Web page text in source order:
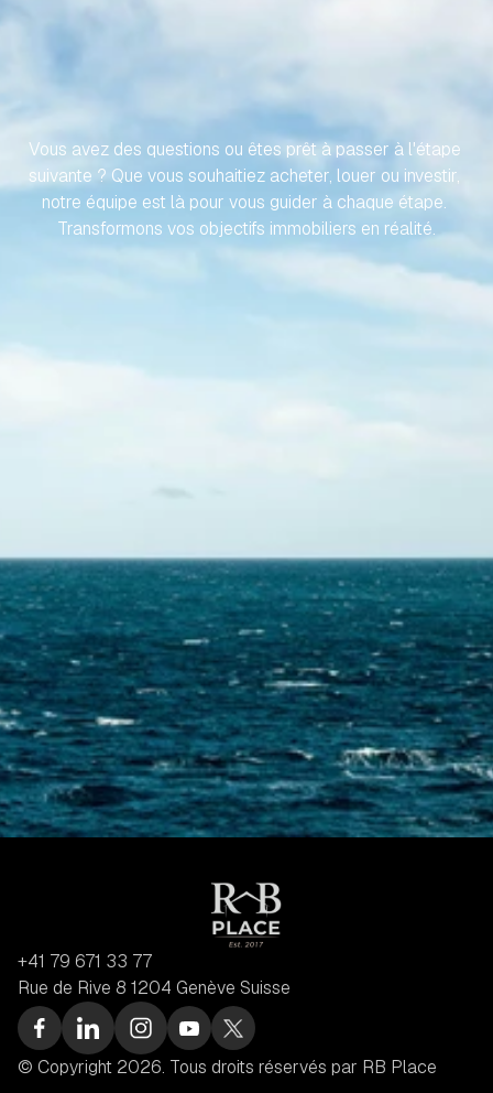
EFFORT
Vous avez des questions ou êtes prêt à passer à l'étape
suivante ? Que vous souhaitiez acheter, louer ou investir,
notre équipe est là pour vous guider à chaque étape.
Transformons vos objectifs immobiliers en réalité.
+41 79 671 33 77
Rue de Rive 8 1204 Genève Suisse
© Copyright 2026. Tous droits réservés par RB Place